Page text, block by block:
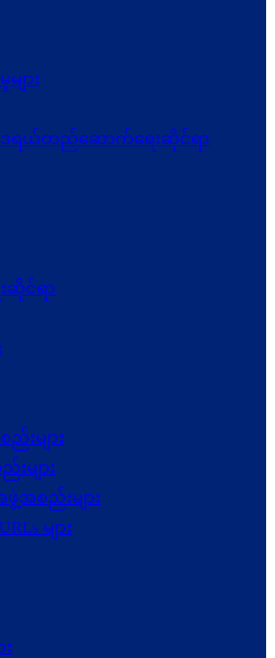
ျား
ရယ်တည်ဆောက်ရေးဆိုင်ရာ
းဆိုင်ရာ
းများ
များ
အစည်းများ
များ